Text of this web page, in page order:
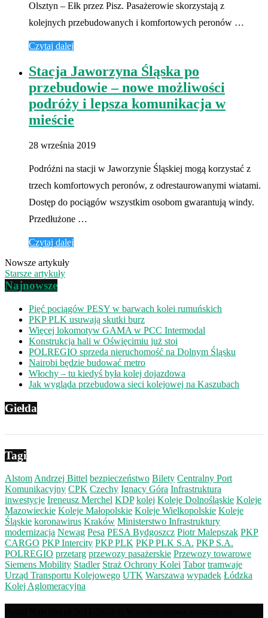
Olsztyn – Ełk przez Pisz. Pasażerowie skorzystają z
kolejnych przebudowanych i komfortowych peronów …
Czytaj dalej
Stacja Jaworzyna Śląska po
przebudowie – nowe możliwości
podróży i lepsza komunikacja w
mieście
28 września 2019
Podróżni na stacji w Jaworzynie Śląskiej mogą korzystać z
trzech komfortowych peronów, z odrestaurowanymi wiatami.
Dostęp do pociągów wszystkim osobom gwarantują windy.
Przedłużone …
Czytaj dalej
Nowsze artykuły
Starsze artykuły
Najnowsze
Pięć pociągów PESY w barwach kolei rumuńskich
PKP PLK usuwają skutki burz
Więcej lokomotyw GAMA w PCC Intermodal
Konstrukcja hali w Oświęcimiu już stoi
POLREGIO sprzeda nieruchomość na Dolnym Śląsku
Nairobi będzie budować metro
Włochy – tu kiedyś była kolej dojazdowa
Jak wygląda przebudowa sieci kolejowej na Kaszubach
Giełda
Tagi
Alstom Andrzej Bittel bezpieczeństwo Bilety Centralny Port
Komunikacyjny CPK Czechy Ignacy Góra Infrastruktura
inwestycje Ireneusz Merchel KDP kolej Koleje Dolnośląskie Koleje
Mazowieckie Koleje Małopolskie Koleje Wielkopolskie Koleje
Śląskie koronawirus Kraków Ministerstwo Infrastruktury
modernizacja Newag Pesa PESA Bydgoszcz Piotr Malepszak PKP
CARGO PKP Intercity PKP PLK PKP PLK S.A. PKP S.A.
POLREGIO przetarg przewozy pasażerskie Przewozy towarowe
Siemens Mobility Stadler Straż Ochrony Kolei Tabor tramwaje
Urząd Transportu Kolejowego UTK Warszawa wypadek Łódzka
Kolej Aglomeracyjna